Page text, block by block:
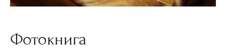
Фотокнигa